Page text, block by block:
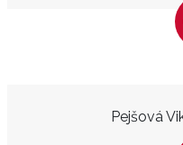
Pejšová